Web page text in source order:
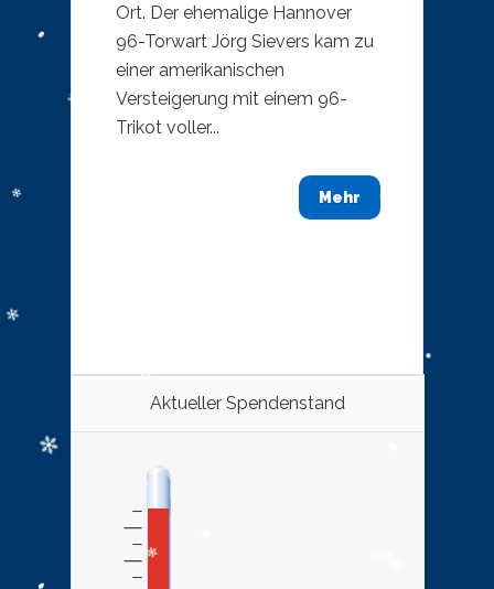
Ort. Der ehemalige Hannover
96-Torwart Jörg Sievers kam zu
einer amerikanischen
Versteigerung mit einem 96-
Trikot voller...
Mehr
Aktueller Spendenstand